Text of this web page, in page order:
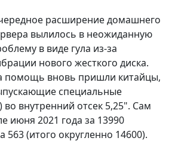
расширение домашнего
вылилось в неожиданную
в виде гула из-за
нового жесткого диска.
помощь вновь пришли китайцы,
специальные
внутренний отсек 5,25". Сам
июня 2021 года за 13990
563 (итого округленно 14600).